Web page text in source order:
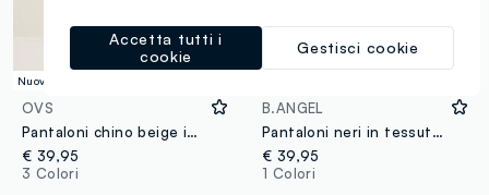
Nuova Collezione
OVS
Pantaloni chino beige in cotone elasticizzato regular fit
€ 39,95
3 Colori
B.ANGEL
Pantaloni neri in tessuto elasticizzato parachute fit
€ 39,95
1 Colori
Gestisci cookie
Accetta tutti i
cookie